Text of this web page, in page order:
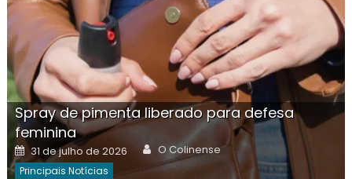
Spray de pimenta liberado para defesa
feminina
Posted
on
31 de julho de 2026 Author
O Colinense
Principais Notícias